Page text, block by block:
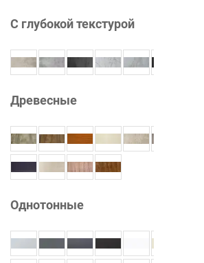
С глубокой текстурой
Древесные
Однотонные